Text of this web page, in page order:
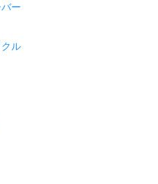
ー
ル